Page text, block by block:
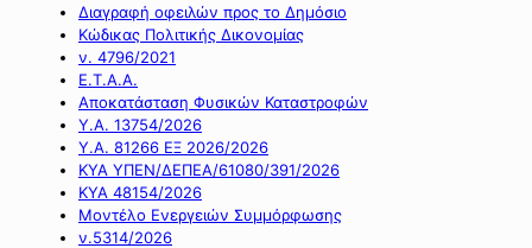
Διαγραφή οφειλών προς το Δημόσιο
Κώδικας Πολιτικής Δικονομίας
ν. 4796/2021
Ε.Τ.Α.Α.
Αποκατάσταση Φυσικών Καταστροφών
Υ.Α. 13754/2026
Υ.Α. 81266 ΕΞ 2026/2026
ΚΥΑ ΥΠΕΝ/ΔΕΠΕΑ/61080/391/2026
ΚΥΑ 48154/2026
Μοντέλο Ενεργειών Συμμόρφωσης
ν.5314/2026